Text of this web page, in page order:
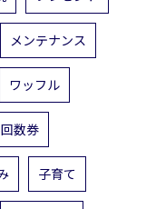
メンテナンス
ワッフル
回数券
子育て